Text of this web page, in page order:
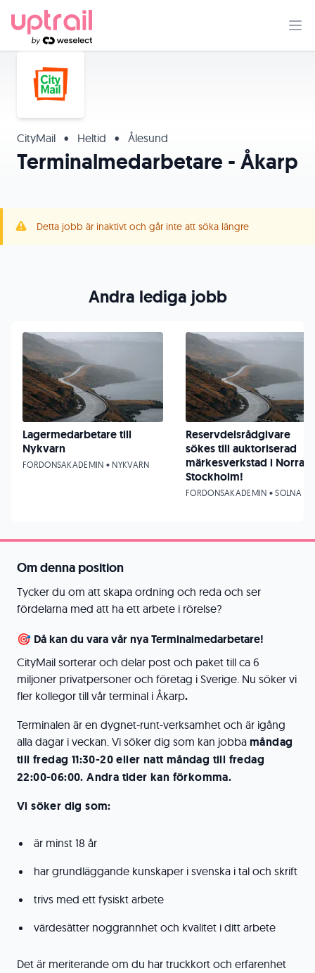
CityMail • Heltid • Ålesund
Terminalmedarbetare - Åkarp
Detta jobb är inaktivt och går inte att söka längre
Om denna position
Tycker du om att skapa ordning och reda och ser
fördelarna med att ha ett arbete i rörelse?
🎯 Då kan du vara vår nya Terminalmedarbetare!
CityMail sorterar och delar post och paket till ca 6
miljoner privatpersoner och företag i Sverige. Nu söker vi
fler kollegor till vår terminal i Åkarp.
Terminalen är en dygnet-runt-verksamhet och är igång
alla dagar i veckan. Vi söker dig som kan jobba måndag
till fredag 11:30-20 eller natt måndag till fredag
22:00-06:00. Andra tider kan förkomma.
Vi söker dig som:
är minst 18 år
har grundläggande kunskaper i svenska i tal och skrift
trivs med ett fysiskt arbete
värdesätter noggrannhet och kvalitet i ditt arbete
Det är meriterande om du har truckkort och erfarenhet
Andra lediga jobb
Lagermedarbetare till
Nykvarn
FORDONSAKADEMIN • NYKVARN
Reservdelsrådgivare
sökes till auktoriserad
märkesverkstad i Norra
Stockholm!
FORDONSAKADEMIN • SOLNA